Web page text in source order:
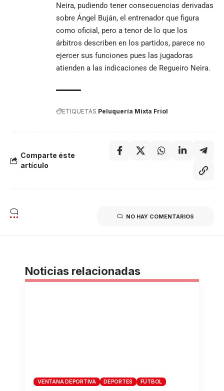
Neira, pudiendo tener consecuencias derivadas
sobre Ángel Buján, el entrenador que figura
como oficial, pero a tenor de lo que los
árbitros describen en los partidos, parece no
ejercer sus funciones pues las jugadoras
atienden a las indicaciones de Regueiro Neira.
ETIQUETAS Peluquería Mixta Friol
Comparte éste
artículo
NO HAY COMENTARIOS
Noticias relacionadas
VENTANA DEPORTIVA DEPORTES FÚTBOL